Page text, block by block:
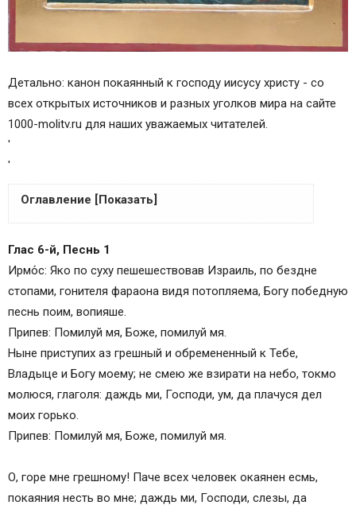
Детально: канон покаянный к господу иисусу христу - со
всех открытых источников и разных уголков мира на сайте
1000-molitv.ru для наших уважаемых читателей.
'
'
Оглавление [Показать]
Читать канон покаянный ко Господу нашему
Иисусу Христу на русском
Что такое канон
Для чего люди каются
Достойная подготовка
Глас 6-й, Песнь 1
Ирмо́с: Яко по суху пешешествовав Израиль, по бездне
стопами, гонителя фараона видя потопляема, Богу победную
песнь поим, вопияше.
Припев: Помилуй мя, Боже, помилуй мя.
Ныне приступих аз грешный и обремененный к Тебе,
Владыце и Богу моему; не смею же взирати на небо, токмо
молюся, глаголя: даждь ми, Господи, ум, да плачуся дел
моих горько.
Припев: Помилуй мя, Боже, помилуй мя.
О, горе мне грешному! Паче всех человек окаянен есмь,
покаяния несть во мне; даждь ми, Господи, слезы, да